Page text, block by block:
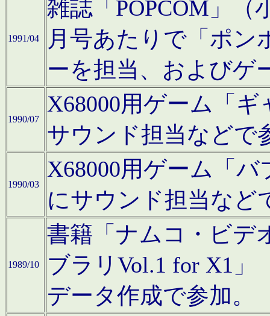
1991/04
雑誌「POPCOM」（
月号あたりで「ポン
ーを担当、およびゲ
1990/07
X68000用ゲーム「
サウンド担当などで
1990/03
X68000用ゲーム「
にサウンド担当など
1989/10
書籍「ナムコ・ビデ
ブラリVol.1 for X1」
データ作成で参加。